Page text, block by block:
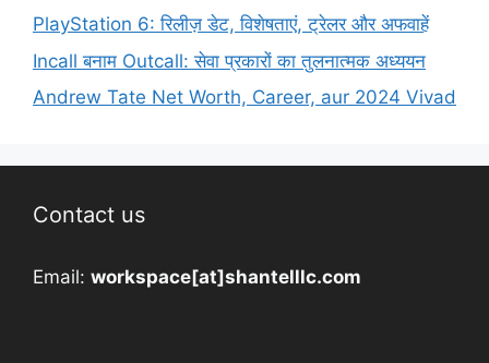
PlayStation 6: रिलीज़ डेट, विशेषताएं, ट्रेलर और अफवाहें
Incall बनाम Outcall: सेवा प्रकारों का तुलनात्मक अध्ययन
Andrew Tate Net Worth, Career, aur 2024 Vivad
Contact us
Email: workspace[at]shantelllc.com